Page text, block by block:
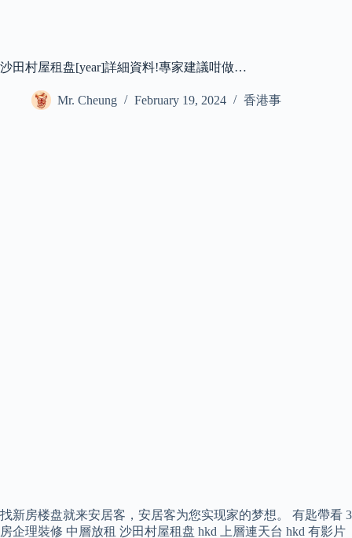
沙田村屋租盘[year]詳細資料!專家建議咁做…
Mr. Cheung February 19, 2024 香港事
找新房楼盘就来安居客，安居客为您实现家的梦想。 有匙帶看 3
房企理裝修 中層放租 沙田村屋租盘 hkd 上層連天台 hkd 有影片